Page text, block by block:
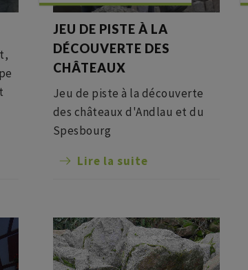
JEU DE PISTE À LA
DÉCOUVERTE DES
CHÂTEAUX
Jeu de piste à la découverte
des châteaux d'Andlau et du
Spesbourg
Lire la suite